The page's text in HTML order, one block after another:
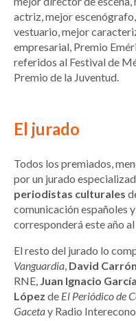
actriz, mejor
vestuario, mejor
empresarial, Premio
referidos al Festival de
Premio de la Juventud.
El jurado
Todos los premiados,
por un jurado
periodistas culturales
comunicación españoles
corresponderá este año
El resto del jurado lo
Vanguardia, David Carrón
RNE, Juan Ignacio
López de El Periódico de
Gacetay Radio